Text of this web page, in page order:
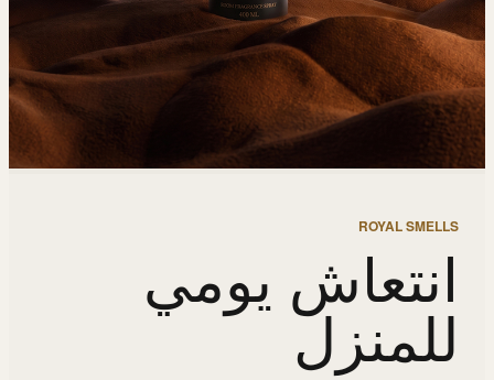
ROYAL SMELLS
انتعاش يومي
للمنزل